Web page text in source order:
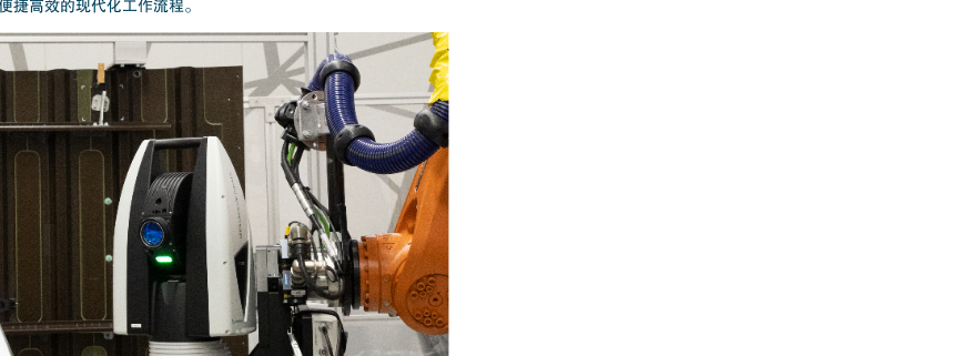
捷高效的现代化工作流程。